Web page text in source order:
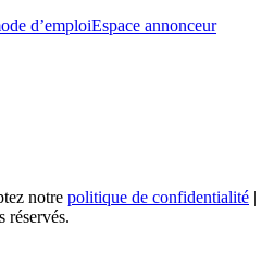
d’emploiEspace annonceur
notre politique de confidentialité |
réservés.